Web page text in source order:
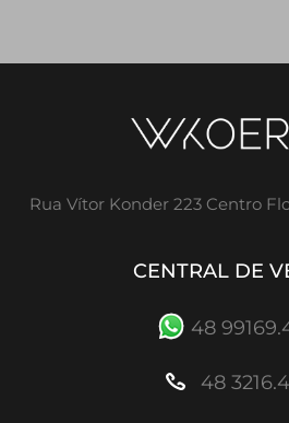
Rua Vítor Konder 223 Centro
CENTRAL DE
48
48